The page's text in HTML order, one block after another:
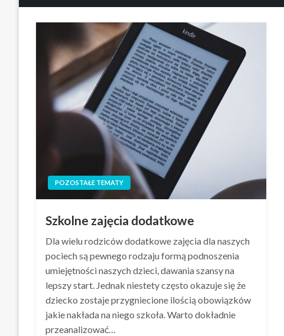
POZOSTAŁE TEMATY
Szkolne zajęcia dodatkowe
Dla wielu rodziców dodatkowe zajęcia dla naszych
pociech są pewnego rodzaju formą podnoszenia
umiejętności naszych dzieci, dawania szansy na
lepszy start. Jednak niestety często okazuje się że
dziecko zostaje przygniecione ilością obowiązków
jakie nakłada na niego szkoła. Warto dokładnie
przeanalizować…